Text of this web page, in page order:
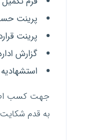
پرینت
پرینت
گزارش
جهت کسب
به قدم شکایت